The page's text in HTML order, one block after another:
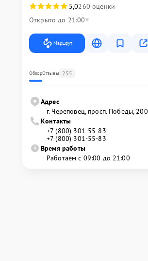
5,0260 оценки
Открыто до 21:00
Маршрут
ОбзорОтзывы 255
Адрес
г. Череповец, просп. Победы, 200
Контакты
+7 (800) 301-55-83
+7 (800) 301-55-83
Время работы
Работаем с 09:00 до 21:00